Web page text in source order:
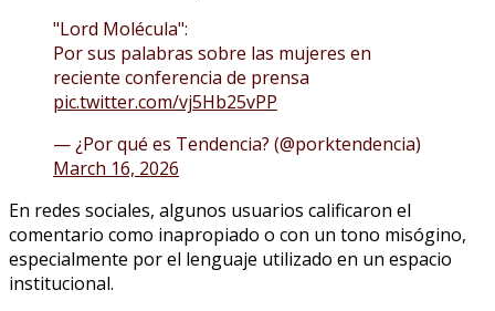
"Lord Molécula":
Por sus palabras sobre las mujeres en
reciente conferencia de prensa
pic.twitter.com/vj5Hb25vPP
— ¿Por qué es Tendencia? (@porktendencia)
March 16, 2026
En redes sociales, algunos usuarios calificaron el
comentario como inapropiado o con un tono misógino,
especialmente por el lenguaje utilizado en un espacio
institucional.